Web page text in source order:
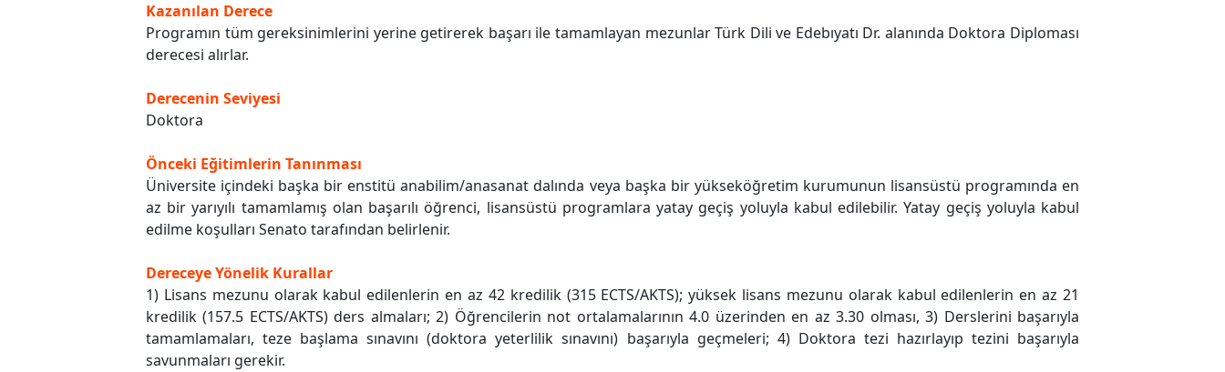
Kazanılan Derece
Programın tüm gereksinimlerini yerine getirerek başarı ile tamamlayan mezunlar Türk Dili ve Edebıyatı Dr. alanında Doktora Diploması
derecesi alırlar.
Derecenin Seviyesi
Doktora
Önceki Eğitimlerin Tanınması
Üniversite içindeki başka bir enstitü anabilim/anasanat dalında veya başka bir yükseköğretim kurumunun lisansüstü programında en
az bir yarıyılı tamamlamış olan başarılı öğrenci, lisansüstü programlara yatay geçiş yoluyla kabul edilebilir. Yatay geçiş yoluyla kabul
edilme koşulları Senato tarafından belirlenir.
Dereceye Yönelik Kurallar
1) Lisans mezunu olarak kabul edilenlerin en az 42 kredilik (315 ECTS/AKTS); yüksek lisans mezunu olarak kabul edilenlerin en az 21
kredilik (157.5 ECTS/AKTS) ders almaları; 2) Öğrencilerin not ortalamalarının 4.0 üzerinden en az 3.30 olması, 3) Derslerini başarıyla
tamamlamaları, teze başlama sınavını (doktora yeterlilik sınavını) başarıyla geçmeleri; 4) Doktora tezi hazırlayıp tezini başarıyla
savunmaları gerekir.